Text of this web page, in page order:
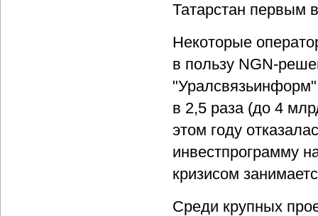
Татарстан первым
Некоторые
в пользу NGN-
в 2,5 раза (до 4
этом году
инвестпрограмму
кризисом
Среди крупных